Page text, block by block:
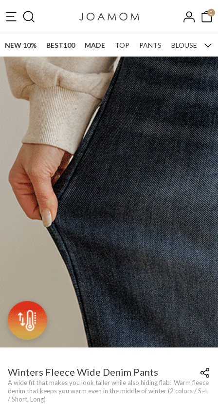
0
NEW 10% BEST100 MADE TOP PANTS BLOUSE
Winters Fleece Wide Denim Pants
A wide fit that makes you look taller while also hiding flab! Warm fleece
denim that keeps you warm even in the middle of winter (2 colors / S~L
/ Short, Long)